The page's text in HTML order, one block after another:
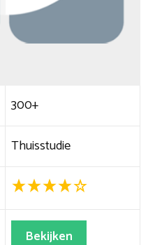
300+
Thuisstudie
Bekijken